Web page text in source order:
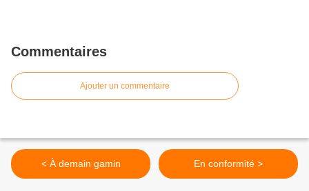
Commentaires
Ajouter un commentaire
< À demain gamin En conformité >